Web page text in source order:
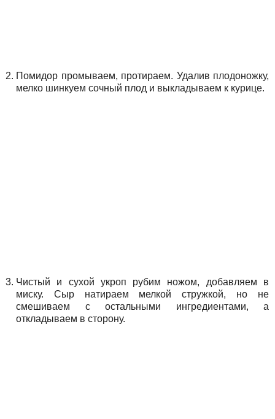
Помидор промываем, протираем. Удалив плодоножку,
мелко шинкуем сочный плод и выкладываем к курице.
Чистый и сухой укроп рубим ножом, добавляем в
миску. Сыр натираем мелкой стружкой, но не
смешиваем с остальными ингредиентами, а
откладываем в сторону.